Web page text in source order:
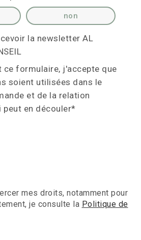
non
la newsletter AL
ce formulaire, j'accepte que
soient utilisées dans le
et de la relation
en découler*
mes droits, notamment pour
je consulte la Politique de